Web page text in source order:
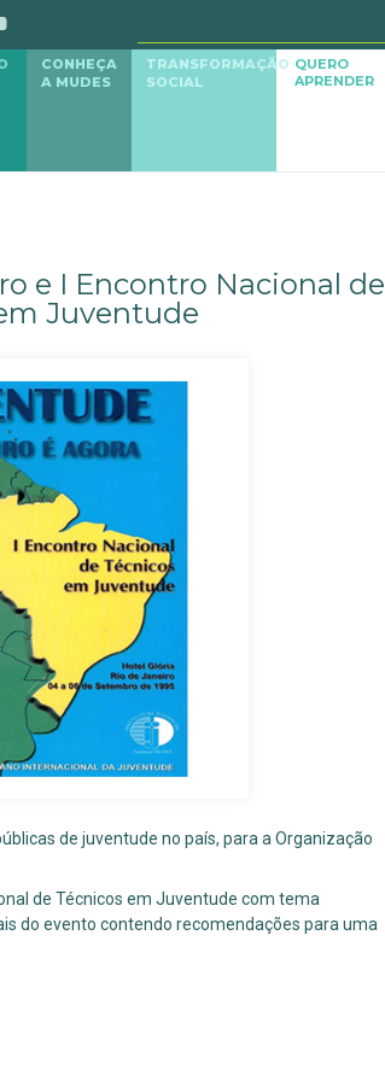
CONHEÇA
A MUDES
TRANSFORMAÇÃO
SOCIAL
QUERO
APRENDER
e I Encontro Nacional de
Juventude
de juventude no país, para a Organização
de Técnicos em Juventude com tema
do evento contendo recomendações para uma